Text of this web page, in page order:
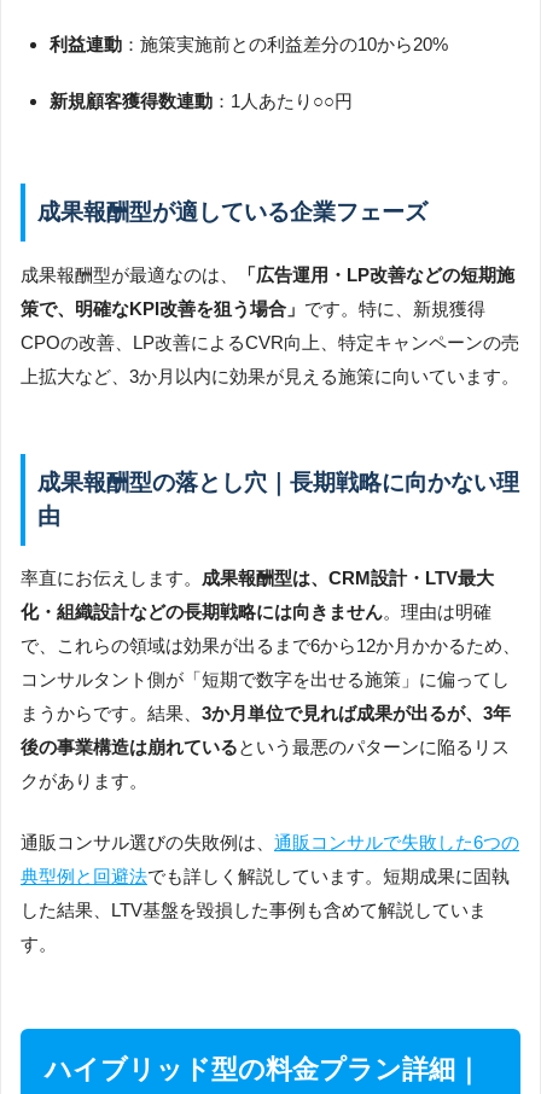
利益連動 ：施策実施前との利益差分の10から20%
新規顧客獲得数連動 ：1人あたり○○円
成果報酬型が適している企業フェーズ
成果報酬型が最適なのは、
「広告運用・LP改善などの短期施
策で、明確なKPI改善を狙う場合」 です。特に、新規獲得
CPOの改善、LP改善によるCVR向上、特定キャンペーンの売
上拡大など、3か月以内に効果が見える施策に向いています。
成果報酬型の落とし穴｜長期戦略に向かない理
由
率直にお伝えします。 成果報酬型は、CRM設計・LTV最大
化・組織設計などの長期戦略には向きません。理由は明確
で、これらの領域は効果が出るまで6から12か月かかるため、
コンサルタント側が「短期で数字を出せる施策」に偏ってし
まうからです。結果、 3か月単位で見れば成果が出るが、3年
後の事業構造は崩れているという最悪のパターンに陥るリス
クがあります。
通販コンサル選びの失敗例は、 通販コンサルで失敗した6つの
典型例と回避法でも詳しく解説しています。短期成果に固執
した結果、LTV基盤を毀損した事例も含めて解説していま
す。
ハイブリッド型の料金プラン詳細｜